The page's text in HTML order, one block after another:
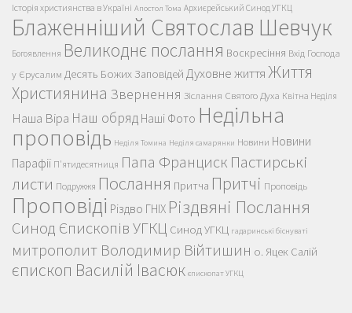
Історія християнства в Україні Апостол Тома Архиєрейський Синод УГКЦ
Блаженніший Святослав Шевчук
Богоявлення Великоднє послання Воскресіння Вхід Господа
у Єрусалим Десять Божих Заповідей Духовне життяЖиття
Християнина Звернення Зіслання Святого Духа Квітна Неділя
Наша Віра Наш обряд Наші Фото Недільна
проповідь Неділя Томина Неділя самарянки Новини Новини
Парафії П'ятидесятниця Папа Франциск Пастирські
листи Подружжя Послання Притча Притчі Проповідь
Проповіді Різдво ГНІХ Різдвяні Послання
Синод Єпископів УГКЦ Синод УГКЦ гадаринські біснуваті
митрополит Володимир Війтишин о. Яцек Салій
єпископ Василій Івасюк єпископат УГКЦ